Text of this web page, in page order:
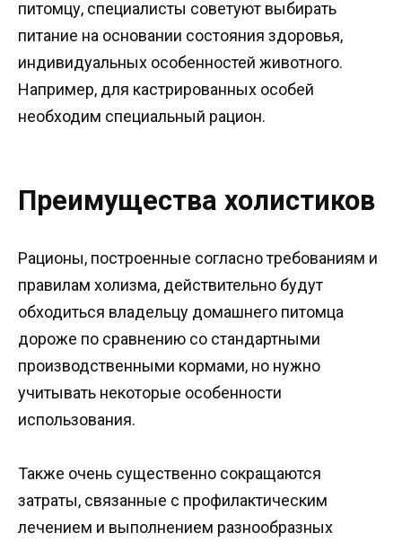
питомцу, специалисты советуют выбирать
питание на основании состояния здоровья,
индивидуальных особенностей животного.
Например, для кастрированных особей
необходим специальный рацион.
Преимущества холистиков
Рационы, построенные согласно требованиям и
правилам холизма, действительно будут
обходиться владельцу домашнего питомца
дороже по сравнению со стандартными
производственными кормами, но нужно
учитывать некоторые особенности
использования.
Также очень существенно сокращаются
затраты, связанные с профилактическим
лечением и выполнением разнообразных